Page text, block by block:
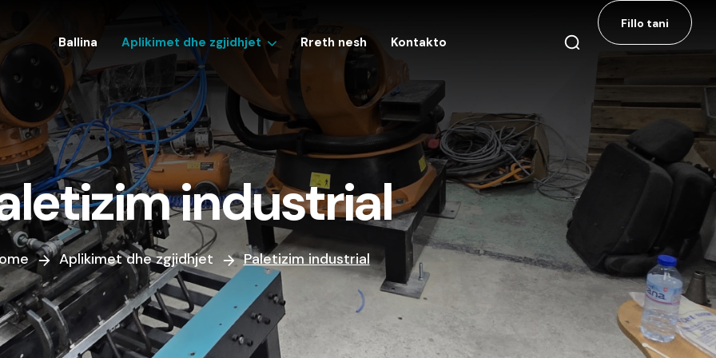
Ballina Aplikimet dhe zgjidhjet Rreth nesh Kontakto
Fillo tani
industrial
Aplikimet dhe zgjidhjet Paletizim industrial